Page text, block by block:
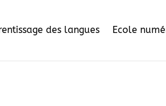
des langues Ecole